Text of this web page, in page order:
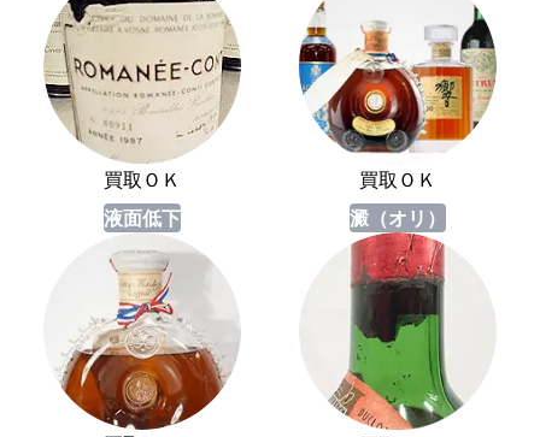
買取ＯＫ
買取ＯＫ
液面低下
澱（オリ）